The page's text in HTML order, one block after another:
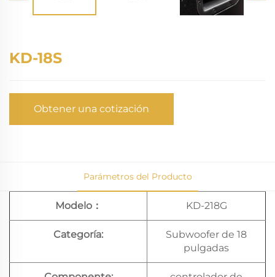
KD-18S
Obtener una cotización
Parámetros del Producto
Modelo： KD-218G
Categoría:
Subwoofer de 18
pulgadas